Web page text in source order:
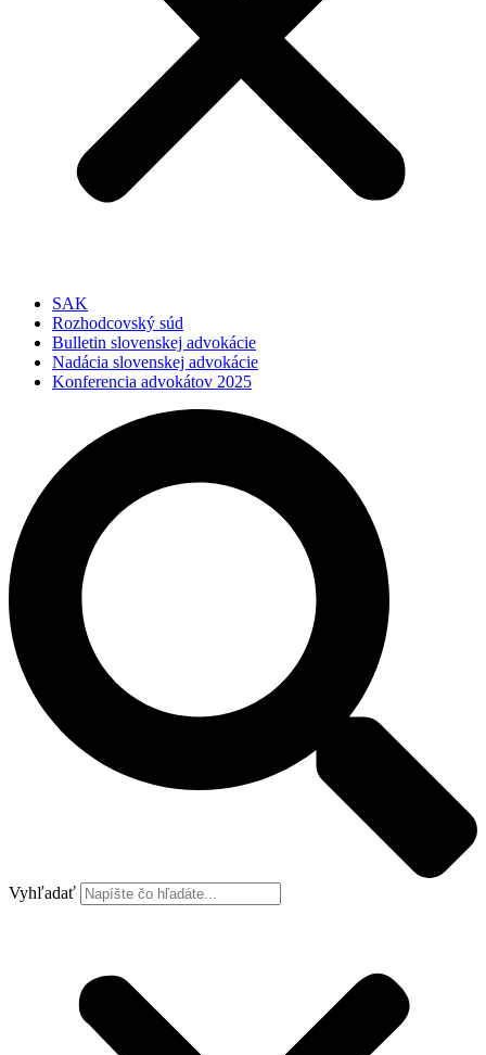
SAK
Rozhodcovský súd
Bulletin slovenskej advokácie
Nadácia slovenskej advokácie
Konferencia advokátov 2025
Vyhľadať